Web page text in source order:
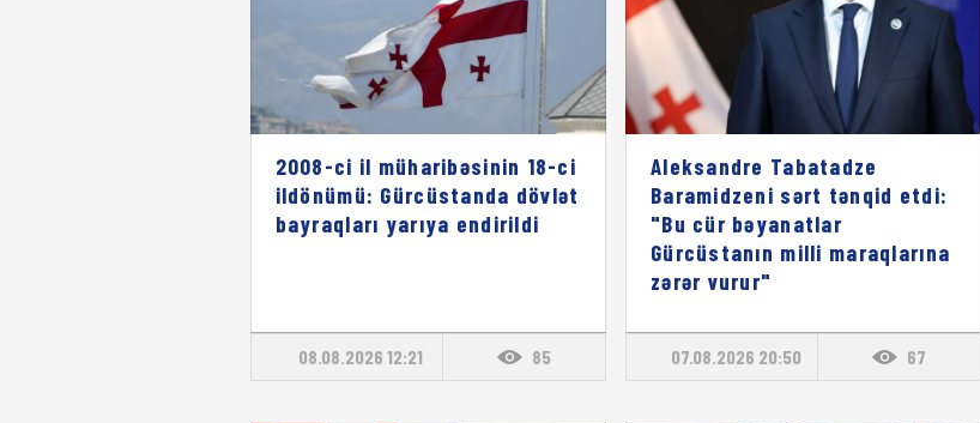
2008-ci il müharibəsinin 18-ci
ildönümü: Gürcüstanda dövlət
bayraqları yarıya endirildi
08.08.2026 12:21 85
Aleksandre Tabatadze
Baramidzeni sərt tənqid etdi:
"Bu cür bəyanatlar
Gürcüstanın milli maraqlarına
zərər vurur"
07.08.2026 20:50 67